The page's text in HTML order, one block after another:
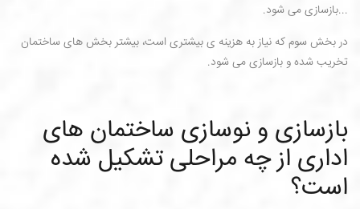
...بازسازی می شود.
در بخش سوم که نیاز به هزینه ی بیشتری است، بیشتر بخش های ساختمان
تخریب شده و بازسازی می شود.
بازسازی و نوسازی ساختمان های
اداری از چه مراحلی تشکیل شده
است؟